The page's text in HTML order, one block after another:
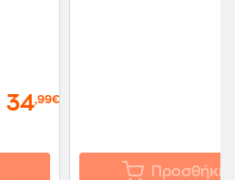
34,99€
Προσθήκη